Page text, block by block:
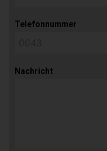
Telefonnummer
Nachricht